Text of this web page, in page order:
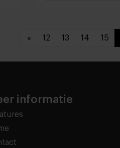
« 12 13 14 15
informatie